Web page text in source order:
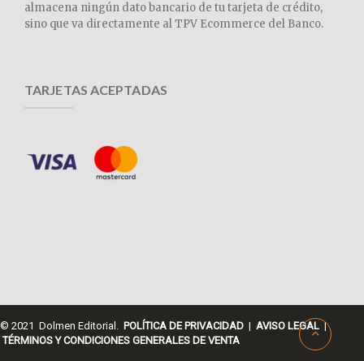
almacena ningún dato bancario de tu tarjeta de crédito,
sino que va directamente al TPV Ecommerce del Banco.
TARJETAS ACEPTADAS
© 2021 Dolmen Editorial. POLÍTICA DE PRIVACIDAD | AVISO LEGAL |
TÉRMINOS Y CONDICIONES GENERALES DE VENTA